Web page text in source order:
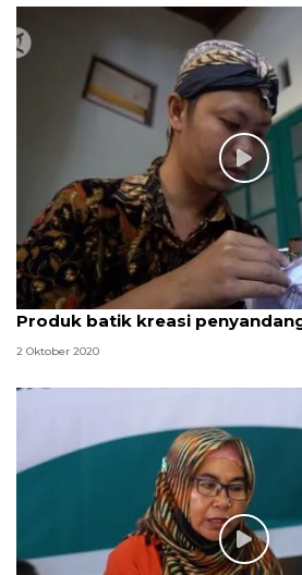
Produk batik kreasi
2 Oktober 2020